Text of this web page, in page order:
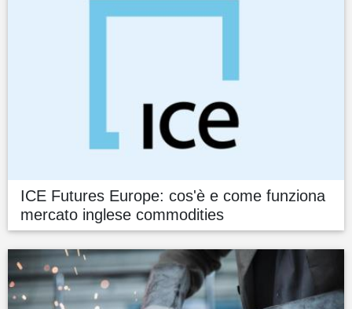
ICE Futures Europe: cos'è e come funziona
mercato inglese commodities